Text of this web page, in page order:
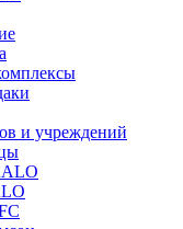
и учреждений